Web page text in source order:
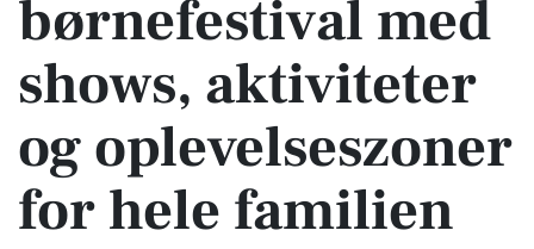
børnefestival med
shows, aktiviteter
og oplevelseszoner
for hele familien